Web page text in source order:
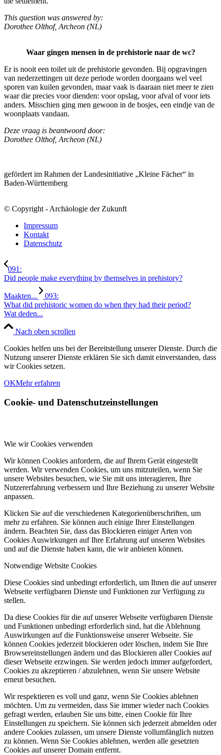
This question was answered by:
Dorothee Olthof, Archeon (NL)
Waar gingen mensen in de prehistorie naar de wc?
Er is nooit een toilet uit de prehistorie gevonden. Bij opgravingen
van nederzettingen uit deze periode worden doorgaans wel veel
sporen van kuilen gevonden, maar vaak is daaraan niet meer te zien
waar die precies voor dienden: voor opslag, voor afval of voor iets
anders. Misschien ging men gewoon in de bosjes, een eindje van de
woonplaats vandaan.
Deze vraag is beantwoord door:
Dorothee Olthof, Archeon (NL)
gefördert im Rahmen der Landesinitiative „Kleine Fächer“ in
Baden-Württemberg
© Copyright - Archäologie der Zukunft
Impressum
Kontakt
Datenschutz
091:
Did people make everything by themselves in prehistory?
Maakten...
093:
What did prehistoric women do when they had their period?
Wat deden...
Nach oben scrollen
Cookies helfen uns bei der Bereitstellung unserer Dienste. Durch die
Nutzung unserer Dienste erklären Sie sich damit einverstanden, dass
wir Cookies setzen.
OKMehr erfahren
Cookie- und Datenschutzeinstellungen
Wie wir Cookies verwenden
Wir können Cookies anfordern, die auf Ihrem Gerät eingestellt
werden. Wir verwenden Cookies, um uns mitzuteilen, wenn Sie
unsere Websites besuchen, wie Sie mit uns interagieren, Ihre
Nutzererfahrung verbessern und Ihre Beziehung zu unserer Website
anpassen.
Klicken Sie auf die verschiedenen Kategorienüberschriften, um
mehr zu erfahren. Sie können auch einige Ihrer Einstellungen
ändern. Beachten Sie, dass das Blockieren einiger Arten von
Cookies Auswirkungen auf Ihre Erfahrung auf unseren Websites
und auf die Dienste haben kann, die wir anbieten können.
Notwendige Website Cookies
Diese Cookies sind unbedingt erforderlich, um Ihnen die auf unserer
Webseite verfügbaren Dienste und Funktionen zur Verfügung zu
stellen.
Da diese Cookies für die auf unserer Webseite verfügbaren Dienste
und Funktionen unbedingt erforderlich sind, hat die Ablehnung
Auswirkungen auf die Funktionsweise unserer Webseite. Sie
können Cookies jederzeit blockieren oder löschen, indem Sie Ihre
Browsereinstellungen ändern und das Blockieren aller Cookies auf
dieser Webseite erzwingen. Sie werden jedoch immer aufgefordert,
Cookies zu akzeptieren / abzulehnen, wenn Sie unsere Website
erneut besuchen.
Wir respektieren es voll und ganz, wenn Sie Cookies ablehnen
möchten. Um zu vermeiden, dass Sie immer wieder nach Cookies
gefragt werden, erlauben Sie uns bitte, einen Cookie für Ihre
Einstellungen zu speichern. Sie können sich jederzeit abmelden oder
andere Cookies zulassen, um unsere Dienste vollumfänglich nutzen
zu können. Wenn Sie Cookies ablehnen, werden alle gesetzten
Cookies auf unserer Domain entfernt.